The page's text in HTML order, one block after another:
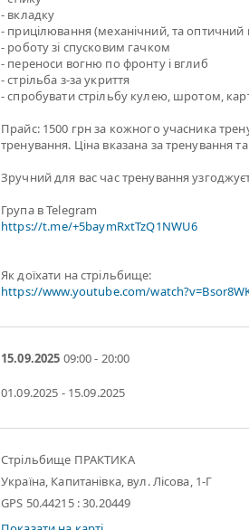
- вкладку
- прицілювання (механічний, та оптичний
- роботу зі спусковим гачком
- переноси вогню по фронту і вглиб
- стрільба з-за укриття
- спробувати стрільбу кулею, шротом,
Прайс: 1500 грн за кожного учасника
тренування. Ціна вказана за тренування
Зручний для вас час тренування
Група в Telegram
https://t.me/+5baymRxtTzQ1NWU6
Як доїхати на стрільбище:
https://www.youtube.com/
15.09.2025 09:00 - 20:00
01.09.2025 - 15.09.2025
Стрільбище ПРАКТИКА
Україна, Капитанівка, вул. Лісова, 1-Г
GPS 50.44215 : 30.20449